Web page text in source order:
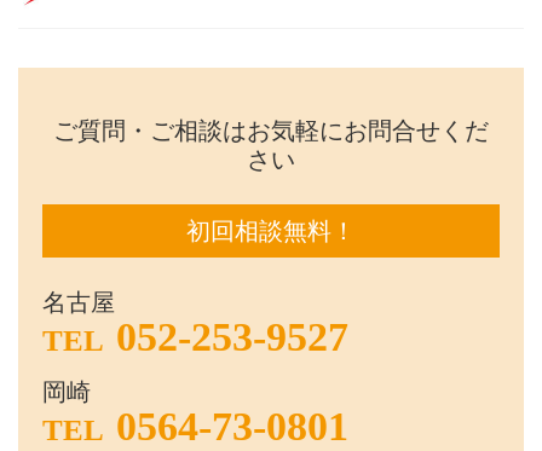
ご質問・ご相談はお気軽にお問合せくだ
さい
初回相談無料！
名古屋
TEL 052-253-9527
岡崎
TEL 0564-73-0801